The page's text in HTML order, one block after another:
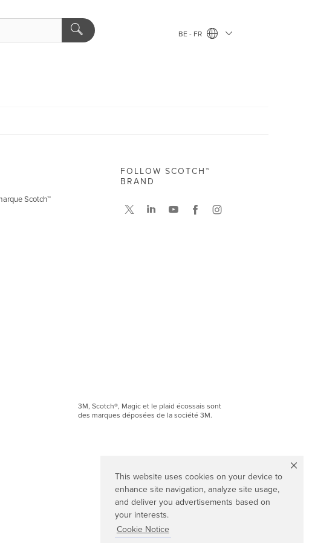
This website uses cookies on your device to
enhance site navigation, analyze site usage,
and deliver you advertisements based on
your interests.
Cookie Notice
BE - FR
Scotch™
FOLLOW SCOTCH™
BRAND
3M, Scotch®, Magic et le plaid écossais sont
des marques déposées de la société 3M.